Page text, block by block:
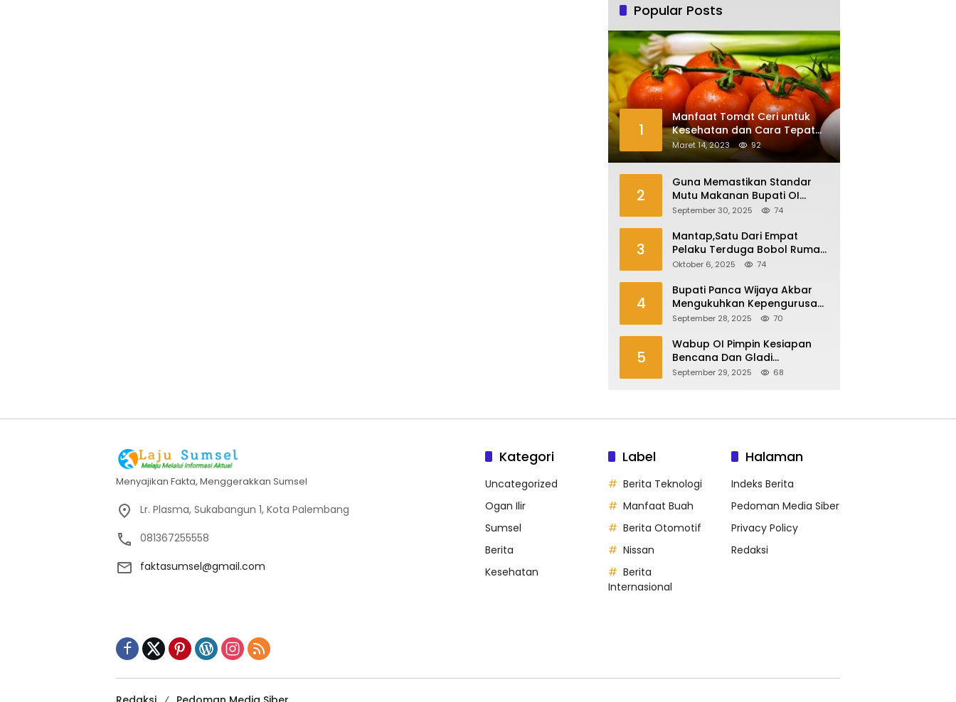
Popular Posts
1
Manfaat Tomat Ceri untuk
Kesehatan dan Cara Tepat
Mengonsumsinya
Maret 14, 2023 92
2
Guna Memastikan Standar
Mutu Makanan Bupati OI
Sidak Dapur MBG
September 30, 2025 74
3
Mantap,Satu Dari Empat
Pelaku Terduga Bobol Rumah
Di Plaju Ditangkap
Oktober 6, 2025 74
4
Bupati Panca Wijaya Akbar
Mengukuhkan Kepengurusan
Forum Komunikasi Kepala
Periode 2025-2027
September 28, 2025 70
5
Wabup OI Pimpin Kesiapan
Bencana Dan Gladi
Kesiapsiagaan Bencana Asap
September 29, 2025 68
Menyajikan Fakta, Menggerakkan Sumsel
Lr. Plasma, Sukabangun 1, Kota Palembang
081367255558
faktasumsel@gmail.com
Kategori
Uncategorized
Ogan Ilir
Sumsel
Berita
Kesehatan
Label
Berita Teknologi
Manfaat Buah
Berita Otomotif
Nissan
Berita
Internasional
Halaman
Indeks Berita
Pedoman Media Siber
Privacy Policy
Redaksi